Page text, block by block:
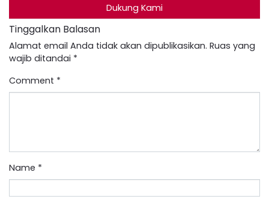
Dukung Kami
Tinggalkan Balasan
Alamat email Anda tidak akan dipublikasikan. Ruas yang
wajib ditandai *
Comment *
Name *